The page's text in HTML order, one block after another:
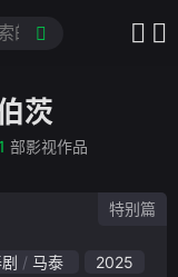
茨
1 部影视作品
马泰
2025
特别篇